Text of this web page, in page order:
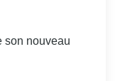
son nouveau